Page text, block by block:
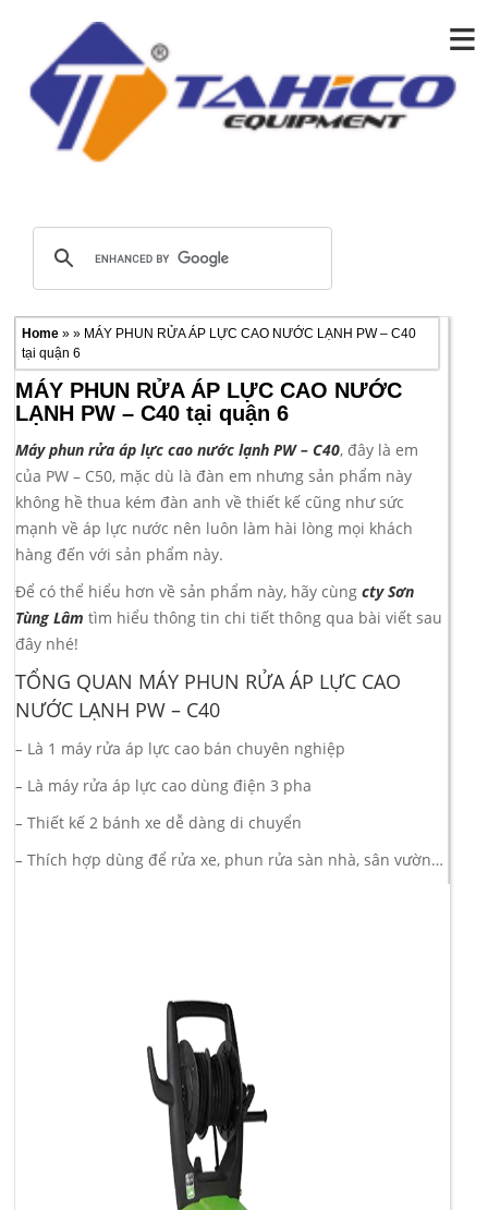
≡
Home» » MÁY PHUN RỬA ÁP LỰC CAO NƯỚC LẠNH PW – C40
tại quận 6
MÁY PHUN RỬA ÁP LỰC CAO NƯỚC
LẠNH PW – C40 tại quận 6
Máy phun rửa áp lực cao nước lạnh PW – C40, đây là em
của PW – C50, mặc dù là đàn em nhưng sản phẩm này
không hề thua kém đàn anh về thiết kế cũng như sức
mạnh về áp lực nước nên luôn làm hài lòng mọi khách
hàng đến với sản phẩm này.
Để có thể hiểu hơn về sản phẩm này, hãy cùngcty Sơn
Tùng Lâm tìm hiểu thông tin chi tiết thông qua bài viết sau
đây nhé!
TỔNG QUAN MÁY PHUN RỬA ÁP LỰC CAO
NƯỚC LẠNH PW – C40
– Là 1 máy rửa áp lực cao bán chuyên nghiệp
– Là máy rửa áp lực cao dùng điện 3 pha
–Thiết kế 2 bánh xe dễ dàng di chuyển
–Thích hợp dùng để rửa xe, phun rửa sàn nhà, sân vườn…